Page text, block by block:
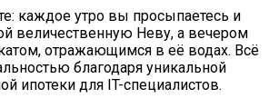
каждое утро вы просыпаетесь и
величественную Неву, а вечером
отражающимся в её водах. Всё
благодаря уникальной
ипотеки для IT-специалистов.